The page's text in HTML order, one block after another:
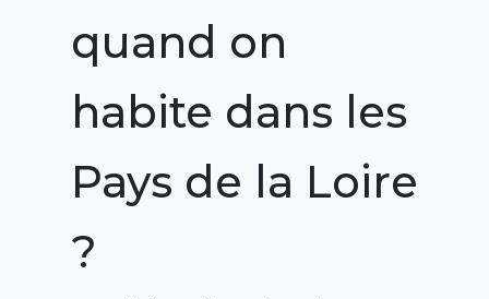
quand on
habite dans les
Pays de la Loire
?